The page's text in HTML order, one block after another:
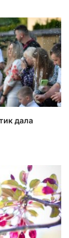
дала